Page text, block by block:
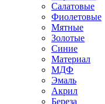
Салатовые
Фиолетовые
Мятные
Золотые
Синие
Материал
МДФ
Эмаль
Акрил
Береза